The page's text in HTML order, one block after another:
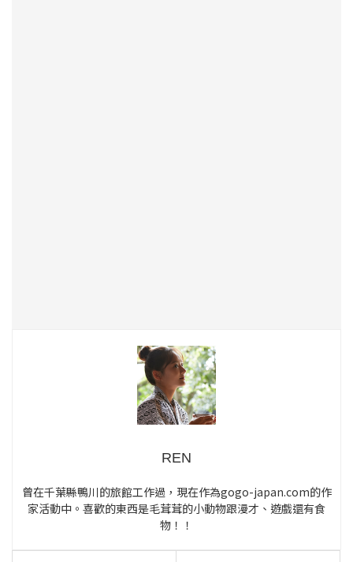
REN
曾在千葉縣鴨川的旅館工作過，現在作為gogo-japan.com的作
家活動中。喜歡的東西是毛茸茸的小動物跟漫才、遊戲還有食
物！！